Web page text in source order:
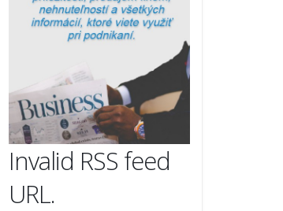
Invalid RSS feed
URL.